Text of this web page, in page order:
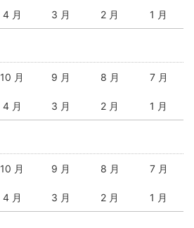
4 月 3 月 2 月 1 月
10 月 9 月 8 月 7 月
4 月 3 月 2 月 1 月
10 月 9 月 8 月 7 月
4 月 3 月 2 月 1 月